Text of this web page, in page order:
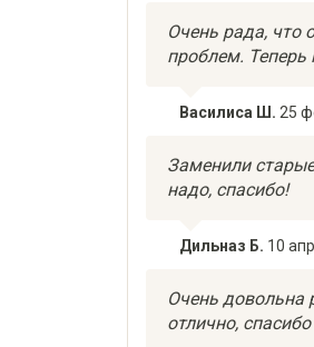
Очень рада, что
проблем. Теперь
Василиса Ш. 25
Заменили
надо, спасибо!
Дильназ Б. 10
Очень довольна
отлично,